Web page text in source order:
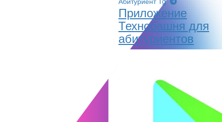
Приложение
Технобашня для
абитуриентов